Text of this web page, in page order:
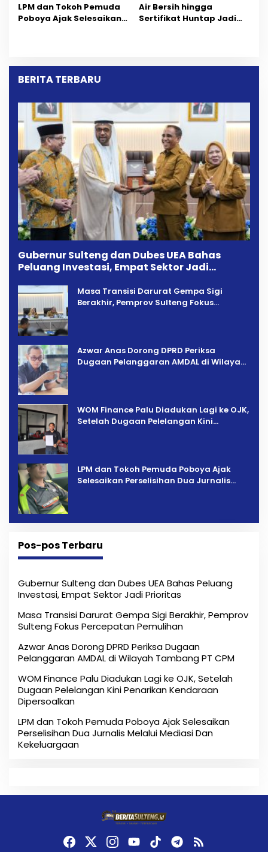
LPM dan Tokoh Pemuda
Poboya Ajak Selesaikan
Air Bersih hingga
Sertifikat Huntap Jadi
BERITA TERBARU
Gubernur Sulteng dan Dubes UEA Bahas
Peluang Investasi, Empat Sektor Jadi
Masa Transisi Darurat Gempa Sigi
Berakhir, Pemprov Sulteng Fokus
Azwar Anas Dorong DPRD Periksa
Dugaan Pelanggaran AMDAL di Wilayah
‎WOM Finance Palu Diadukan Lagi ke OJK,
Setelah Dugaan Pelelangan Kini
LPM dan Tokoh Pemuda Poboya Ajak
Selesaikan Perselisihan Dua Jurnalis
Pos-pos Terbaru
Gubernur Sulteng dan Dubes UEA Bahas Peluang
Investasi, Empat Sektor Jadi Prioritas
Masa Transisi Darurat Gempa Sigi Berakhir, Pemprov
Sulteng Fokus Percepatan Pemulihan
Azwar Anas Dorong DPRD Periksa Dugaan
Pelanggaran AMDAL di Wilayah Tambang PT CPM
‎WOM Finance Palu Diadukan Lagi ke OJK, Setelah
Dugaan Pelelangan Kini Penarikan Kendaraan
Dipersoalkan ‎
LPM dan Tokoh Pemuda Poboya Ajak Selesaikan
Perselisihan Dua Jurnalis Melalui Mediasi Dan
Kekeluargaan